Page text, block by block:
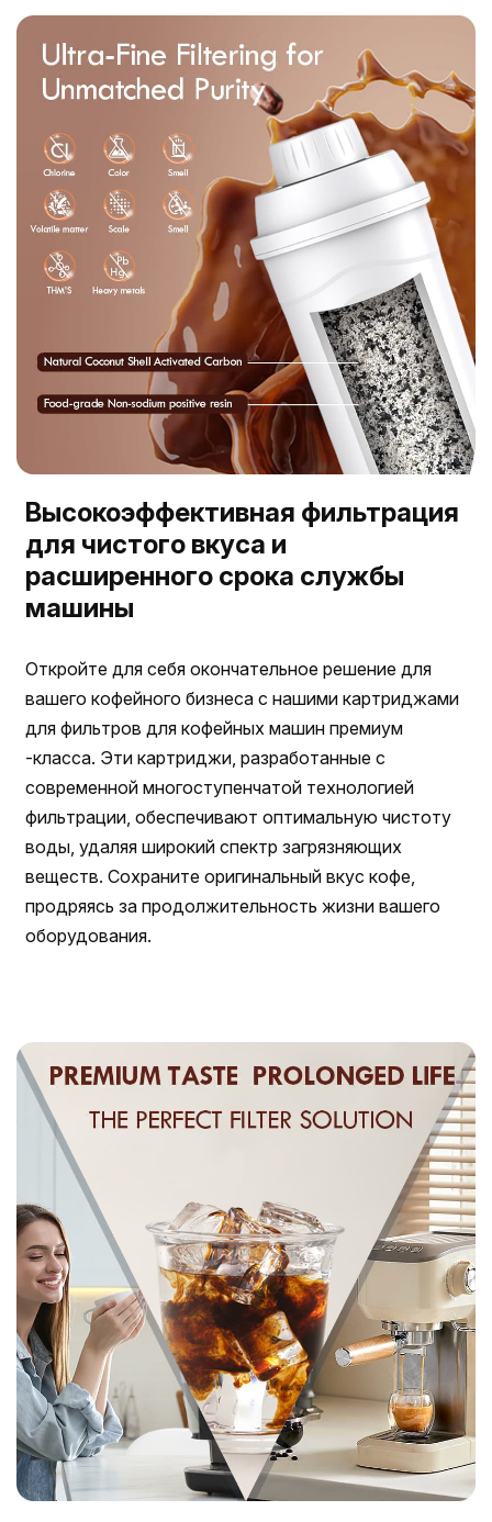
Высокоэффективная фильтрация
для чистого вкуса и
расширенного срока службы
машины
Откройте для себя окончательное решение для
вашего кофейного бизнеса с нашими картриджами
для фильтров для кофейных машин премиум
-класса. Эти картриджи, разработанные с
современной многоступенчатой технологией
фильтрации, обеспечивают оптимальную чистоту
воды, удаляя широкий спектр загрязняющих
веществ. Сохраните оригинальный вкус кофе,
продряясь за продолжительность жизни вашего
оборудования.